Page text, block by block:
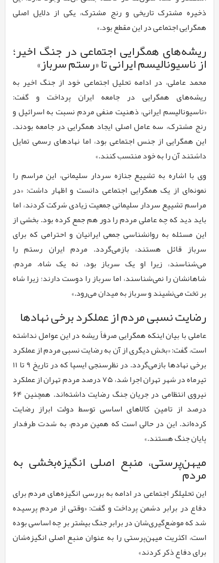
ذخیره مشترک تاریخی و رنج مشترک، یکی از دلایل اصلی
همگرایی اجتماعی در این مقطع بود.»
ریشه‌های همگرایی اجتماعی در جنگ اخیر؛
از ناسیونالیسم ایرانی تا «رستم سرباز»
محمد عاملی، در ادامه تحلیل اجتماعی خود از جنگ اخیر به
ریشه‌های همگرایی در جامعه ایران پرداخت و گفت:
«ناسیونالیسم ایرانی، ذهنیت منفی مردم نسبت به اسرائیل و
رنج مشترک، سه عامل اصلی ایجاد همگرایی در جامعه بودند.
این همگرایی از جنس اجتماعی بود، اما نهادهای رسمی تمایل
داشتند آن را به خود منتسب کنند.»
وی با اشاره به تشییع جنازه سردار سلیمانی، این مراسم را
نمونه‌ای از یک همگرایی اجتماعی دانست و اظهار داشت: «در
مراسم تشییع سردار سلیمانی جمعیت زیادی شرکت کردند، اما
باید دید که چه عاملی مردم را دور هم جمع کرده بود. بخشی از
این مسئله به روانشناسی جمعی ایرانیان و احترامی که برای
سرباز قائل هستند، بازمی‌گردد. مردم ایران رستم را
می‌شناسند، زیرا او یک سرباز بود، نه یک شاه. مردم،
شاهانشان را نمی‌شناسند، اما سرباز را دوست دارند؛ زیرا شاه
بر تخت می‌نشیند و سرباز به میدان می‌رود.»
رضایت نسبی مردم از عملکرد برخی نهادها
عاملی با بیان اینکه همگرایی صرفاً ریشه در این عوامل نداشته
است، گفت: «بخش دیگری از آن به رضایت نسبی مردم از عملکرد
برخی نهادها بازمی‌گردد. در نظرسنجی ایسپا که در تاریخ 9 تا 11
تیرماه در شهر تهران اجرا شد، ۷۵ درصد مردم تهران از عملکرد
نیروی انتظامی در جریان جنگ رضایت داشته‌اند. همچنین ۶۴
درصد از تامین کالاهای اساسی توسط دولت ابراز رضایت
کرده‌اند. این در حالی است که همین مردم، به شدت طرفدار
پایان جنگ هستند.»
میهن‌پرستی، منبع اصلی انگیزه‌بخشی به
مردم
این تحلیلگر اجتماعی در ادامه به بررسی انگیزه‌های مردم برای
دفاع در برابر دشمن پرداخت و گفت: «وقتی از مردم پرسیده
شد که موضع‌گیری‌شان در برابر جنگ بیشتر بر چه اساسی بوده
است، اکثریت میهن‌پرستی را به عنوان منبع اصلی انگیزه‌شان
برای دفاع ذکر کردند»